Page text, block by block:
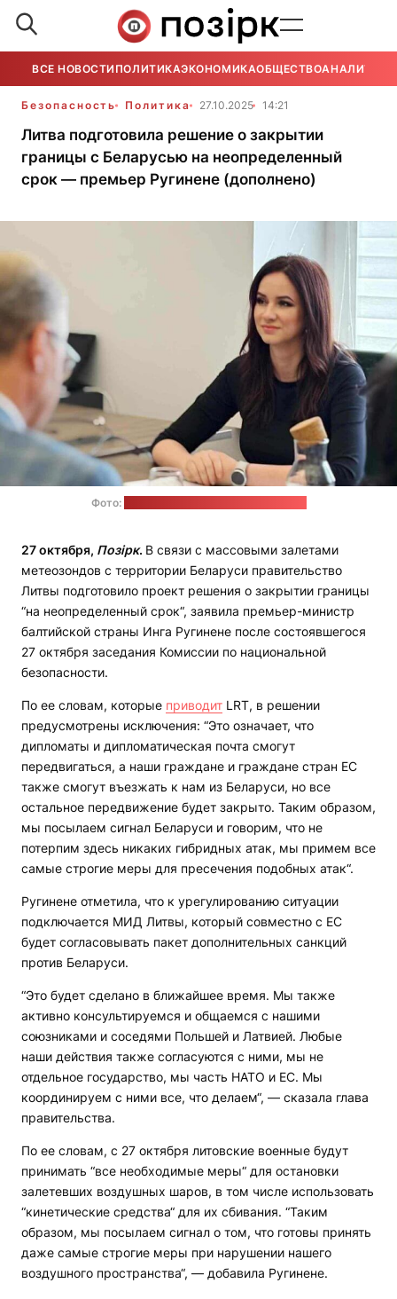
ВСЕ НОВОСТИ ПОЛИТИКАЭКОНОМИКАОБЩЕСТВОАНАЛИТИКА
Безопасность Политика 27.10.2025 14:21
Литва подготовила решение о закрытии
границы с Беларусью на неопределенный
срок — премьер Ругинене (дополнено)
Фото:
27 октября, Позірк. В связи с массовыми залетами
метеозондов с территории Беларуси правительство
Литвы подготовило проект решения о закрытии границы
“на неопределенный срок“, заявила премьер-министр
балтийской страны Инга Ругинене после состоявшегося
27 октября заседания Комиссии по национальной
безопасности.
По ее словам, которые приводит LRT, в решении
предусмотрены исключения: “Это означает, что
дипломаты и дипломатическая почта смогут
передвигаться, а наши граждане и граждане стран ЕС
также смогут въезжать к нам из Беларуси, но все
остальное передвижение будет закрыто. Таким образом,
мы посылаем сигнал Беларуси и говорим, что не
потерпим здесь никаких гибридных атак, мы примем все
самые строгие меры для пресечения подобных атак“.
Ругинене отметила, что к урегулированию ситуации
подключается МИД Литвы, который совместно с ЕС
будет согласовывать пакет дополнительных санкций
против Беларуси.
“Это будет сделано в ближайшее время. Мы также
активно консультируемся и общаемся с нашими
союзниками и соседями Польшей и Латвией. Любые
наши действия также согласуются с ними, мы не
отдельное государство, мы часть НАТО и ЕС. Мы
координируем с ними все, что делаем“, — сказала глава
правительства.
По ее словам, с 27 октября литовские военные будут
принимать “все необходимые меры“ для остановки
залетевших воздушных шаров, в том числе использовать
“кинетические средства“ для их сбивания. “Таким
образом, мы посылаем сигнал о том, что готовы принять
даже самые строгие меры при нарушении нашего
воздушного пространства“, — добавила Ругинене.